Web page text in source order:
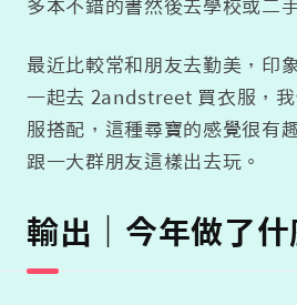
多本不錯的書然後去學校或二
最近比較常和朋友去勤美，印
一起去 2andstreet 買衣服，
服搭配，這種尋寶的感覺很有
跟一大群朋友這樣出去玩。
輸出｜今年做了什